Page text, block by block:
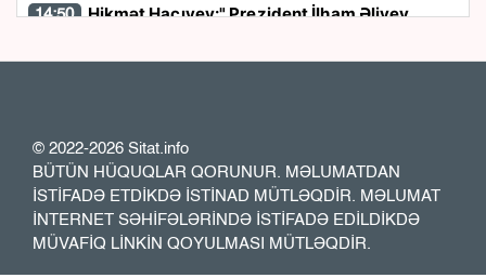
14:50 Hikmət Hacıyev:" Prezident İlham Əliyev
14:40 Ukraynada hərbi helikopterin qəzaya
uğraması nəticəsində bort texnik ölüb
© 2022-2026 Sitat.info
BÜTÜN HÜQUQLAR QORUNUR. MƏLUMATDAN
İSTİFADƏ ETDİKDƏ İSTİNAD MÜTLƏQDİR. MƏLUMAT
İNTERNET SƏHİFƏLƏRİNDƏ İSTİFADƏ EDİLDİKDƏ
MÜVAFİQ LİNKİN QOYULMASI MÜTLƏQDİR.